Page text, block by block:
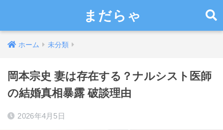
まだらゃ
ホーム 未分類
岡本宗史 妻は存在する？ナルシスト医師
の結婚真相暴露 破談理由
2026年4月5日